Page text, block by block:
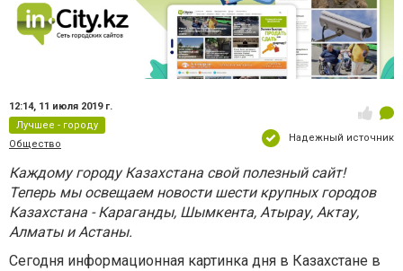
12:14, 11 июля 2019 г.
Лучшее - городу
Общество
Надежный источник
Каждому городу Казахстана свой полезный сайт!
Теперь мы освещаем новости шести крупных городов
Казахстана - Караганды, Шымкента, Атырау, Актау,
Алматы и Астаны.
Сегодня информационная картинка дня в Казахстане в